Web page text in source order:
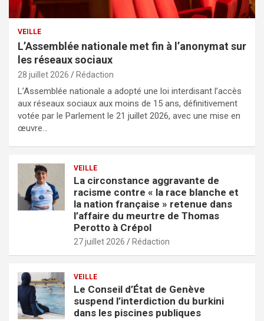
VEILLE
L’Assemblée nationale met fin à l’anonymat sur
les réseaux sociaux
28 juillet 2026 Rédaction
L’Assemblée nationale a adopté une loi interdisant l’accès
aux réseaux sociaux aux moins de 15 ans, définitivement
votée par le Parlement le 21 juillet 2026, avec une mise en
œuvre…
VEILLE
La circonstance aggravante de
racisme contre « la race blanche et
la nation française » retenue dans
l’affaire du meurtre de Thomas
Perotto à Crépol
27 juillet 2026 Rédaction
VEILLE
Le Conseil d’État de Genève
suspend l’interdiction du burkini
dans les piscines publiques